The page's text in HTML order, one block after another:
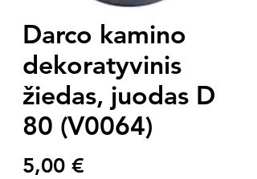
Darco kamino
dekoratyvinis
žiedas, juodas D
80 (V0064)
5,00 €